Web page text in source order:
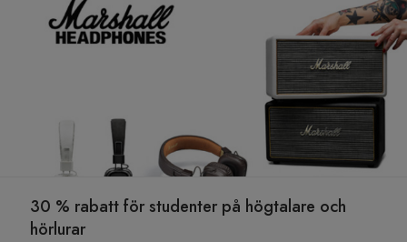
30 % rabatt för studenter på högtalare och
hörlurar